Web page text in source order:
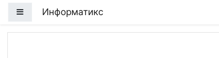
Боковая панель
Информатикс